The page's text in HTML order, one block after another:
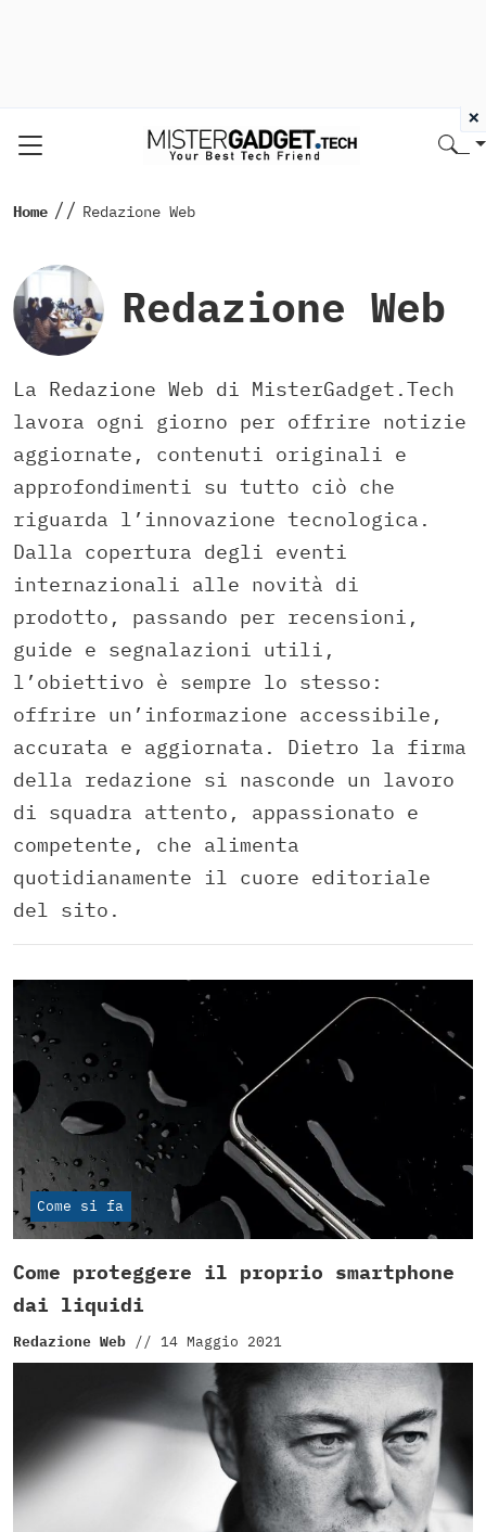
Home // Redazione Web
Redazione Web
La Redazione Web di MisterGadget.Tech
lavora ogni giorno per offrire notizie
aggiornate, contenuti originali e
approfondimenti su tutto ciò che
riguarda l’innovazione tecnologica.
Dalla copertura degli eventi
internazionali alle novità di
prodotto, passando per recensioni,
guide e segnalazioni utili,
l’obiettivo è sempre lo stesso:
offrire un’informazione accessibile,
accurata e aggiornata. Dietro la firma
della redazione si nasconde un lavoro
di squadra attento, appassionato e
competente, che alimenta
quotidianamente il cuore editoriale
del sito.
Come si fa
Come proteggere il proprio smartphone
dai liquidi
Redazione Web // 14 Maggio 2021
×